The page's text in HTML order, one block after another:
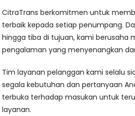
CitraTrans berkomitmen untuk
terbaik kepada setiap penumpang.
hingga tiba di tujuan, kami berusaha
pengalaman yang menyenangkan
Tim layanan pelanggan kami selalu
segala kebutuhan dan pertanyaan
terbuka terhadap masukan untuk
layanan.